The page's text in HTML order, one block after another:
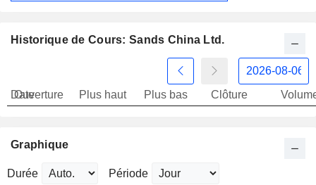
Historique de Cours: Sands China Ltd.
Date
Ouverture Plus haut Plus bas Clôture
Graphique
Durée Période